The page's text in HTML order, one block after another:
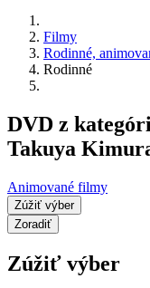
Filmy
Rodinné,
Rodinné
DVD z
Takuya
Animované filmy
Zúžiť výber
Zoradiť
Zúžiť výber